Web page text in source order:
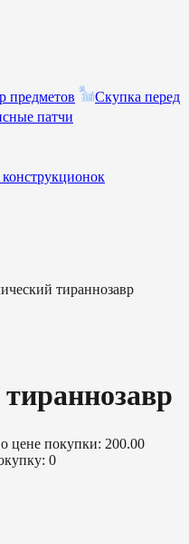
предметов
Скупка перед
патчи
тираннозавр
цене покупки: 200.00
0